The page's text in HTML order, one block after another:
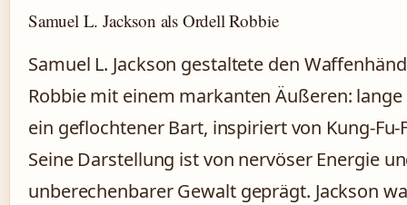
Samuel L. Jackson als Ordell Robbie
Samuel L. Jackson gestaltete den
Robbie mit einem markanten Äußeren:
ein geflochtener Bart, inspiriert von Kung-Fu-
Seine Darstellung ist von nervöser Energie
unberechenbarer Gewalt geprägt. Jackson